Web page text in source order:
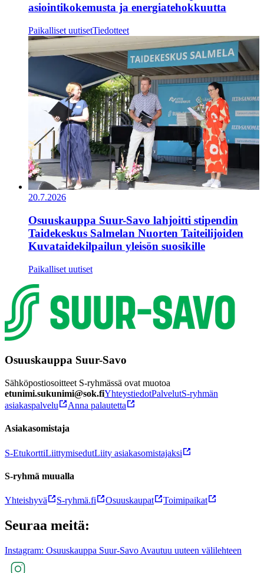
asiointikokemusta ja energiatehokkuutta
Paikalliset uutisetTiedotteet
20.7.2026
Osuuskauppa Suur-Savo lahjoitti stipendin
Taidekeskus Salmelan Nuorten Taiteilijoiden
Kuvataidekilpailun yleisön suosikille
Paikalliset uutiset
Osuuskauppa Suur-Savo
Sähköpostiosoitteet S-ryhmässä ovat muotoa
etunimi.sukunimi@sok.fiYhteystiedotPalvelutS-ryhmän
asiakaspalvelu
Anna palautetta
Asiakasomistaja
S-EtukorttiLiittymisedutLiity asiakasomistajaksi
S-ryhmä muualla
Yhteishyvä S-ryhmä.fi Osuuskaupat Toimipaikat
Seuraa meitä:
Instagram: Osuuskauppa Suur-Savo Avautuu uuteen välilehteen